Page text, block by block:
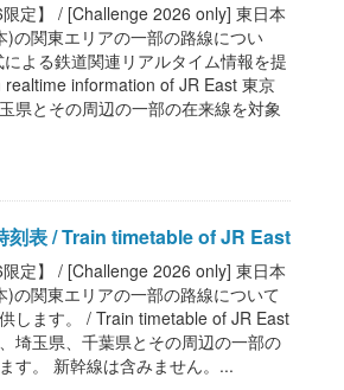
限定】 / [Challenge 2026 only] 東日本
)の関東エリアの一部の路線につい
よる鉄道関連リアルタイム情報を提
information of JR East 東京
県とその周辺の一部の在来線を対象
刻表 / Train timetable of JR East
限定】 / [Challenge 2026 only] 東日本
)の関東エリアの一部の路線について
します。 / Train timetable of JR East
埼玉県、千葉県とその周辺の一部の
す。 新幹線は含みません。...